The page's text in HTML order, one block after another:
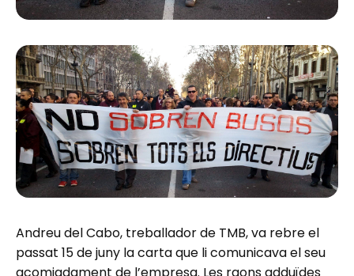
Andreu del Cabo, treballador de TMB, va rebre el
passat 15 de juny la carta que li comunicava el seu